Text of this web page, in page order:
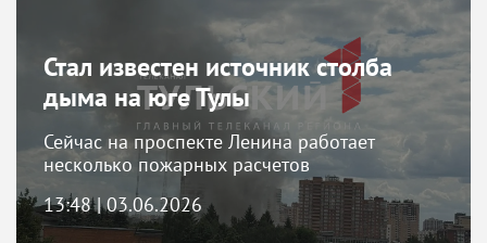
Стал известен источник столба
дыма на юге Тулы
Сейчас на проспекте Ленина работает
несколько пожарных расчетов
13:48 | 03.06.2026